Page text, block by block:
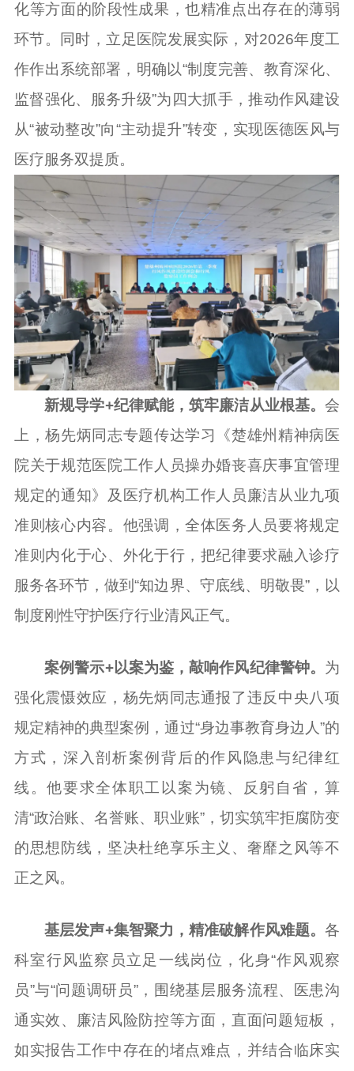
化等方面的阶段性成果，也精准点出存在的薄弱
环节。同时，立足医院发展实际，对2026年度工
作作出系统部署，明确以“制度完善、教育深化、
监督强化、服务升级”为四大抓手，推动作风建设
从“被动整改”向“主动提升”转变，实现医德医风与
医疗服务双提质。
新规导学+纪律赋能，筑牢廉洁从业根基。会
上，杨先炳同志专题传达学习《楚雄州精神病医
院关于规范医院工作人员操办婚丧喜庆事宜管理
规定的通知》及医疗机构工作人员廉洁从业九项
准则核心内容。他强调，全体医务人员要将规定
准则内化于心、外化于行，把纪律要求融入诊疗
服务各环节，做到“知边界、守底线、明敬畏”，以
制度刚性守护医疗行业清风正气。
案例警示+以案为鉴，敲响作风纪律警钟。 为
强化震慑效应，杨先炳同志通报了违反中央八项
规定精神的典型案例，通过“身边事教育身边人”的
方式，深入剖析案例背后的作风隐患与纪律红
线。他要求全体职工以案为镜、反躬自省，算
清“政治账、名誉账、职业账”，切实筑牢拒腐防变
的思想防线，坚决杜绝享乐主义、奢靡之风等不
正之风。
基层发声+集智聚力，精准破解作风难题。各
科室行风监察员立足一线岗位，化身“作风观察
员”与“问题调研员”，围绕基层服务流程、医患沟
通实效、廉洁风险防控等方面，直面问题短板，
如实报告工作中存在的堵点难点，并结合临床实